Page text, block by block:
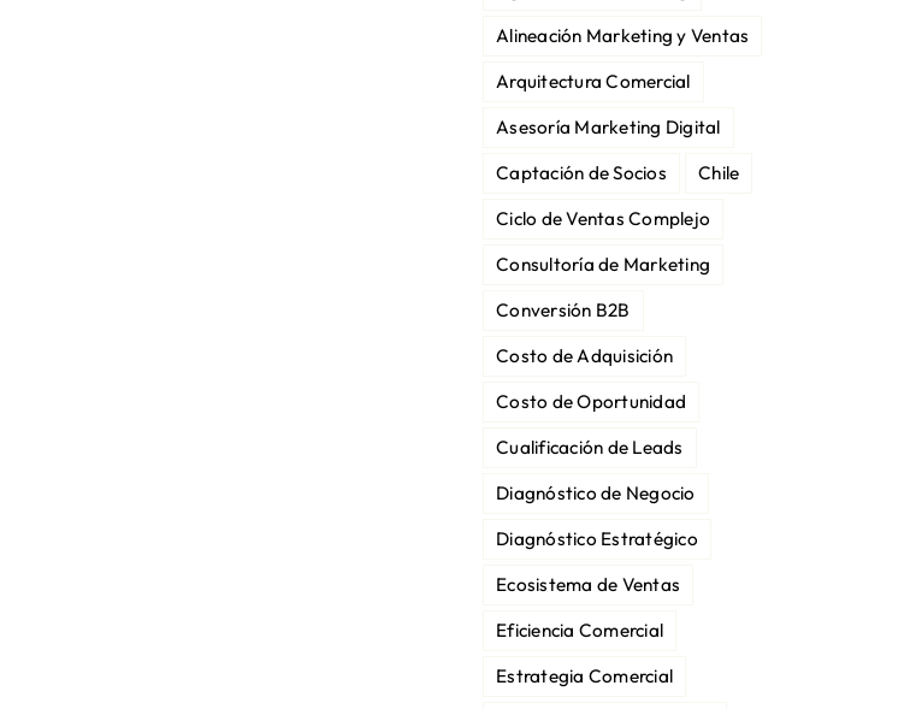
Alineación Marketing y Ventas
Arquitectura Comercial
Asesoría Marketing Digital
Captación de Socios
Chile
Ciclo de Ventas Complejo
Consultoría de Marketing
Conversión B2B
Costo de Adquisición
Costo de Oportunidad
Cualificación de Leads
Diagnóstico de Negocio
Diagnóstico Estratégico
Ecosistema de Ventas
Eficiencia Comercial
Estrategia Comercial